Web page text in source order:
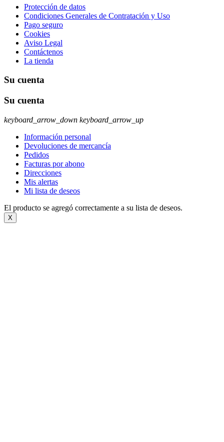
Protección de datos
Condiciones Generales de Contratación y Uso
Pago seguro
Cookies
Aviso Legal
Contáctenos
La tienda
Su cuenta
Su cuenta
keyboard_arrow_down keyboard_arrow_up
Información personal
Devoluciones de mercancía
Pedidos
Facturas por abono
Direcciones
Mis alertas
Mi lista de deseos
El producto se agregó correctamente a su lista de deseos.
X